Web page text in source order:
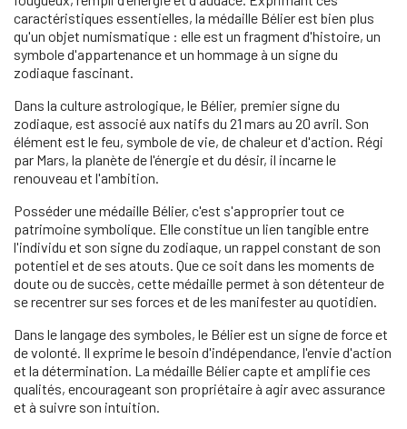
caractéristiques essentielles, la médaille Bélier est bien plus
qu'un objet numismatique : elle est un fragment d'histoire, un
symbole d'appartenance et un hommage à un signe du
zodiaque fascinant.
Dans la culture astrologique, le Bélier, premier signe du
zodiaque, est associé aux natifs du 21 mars au 20 avril. Son
élément est le feu, symbole de vie, de chaleur et d'action. Régi
par Mars, la planète de l'énergie et du désir, il incarne le
renouveau et l'ambition.
Posséder une médaille Bélier, c'est s'approprier tout ce
patrimoine symbolique. Elle constitue un lien tangible entre
l'individu et son signe du zodiaque, un rappel constant de son
potentiel et de ses atouts. Que ce soit dans les moments de
doute ou de succès, cette médaille permet à son détenteur de
se recentrer sur ses forces et de les manifester au quotidien.
Dans le langage des symboles, le Bélier est un signe de force et
de volonté. Il exprime le besoin d'indépendance, l'envie d'action
et la détermination. La médaille Bélier capte et amplifie ces
qualités, encourageant son propriétaire à agir avec assurance
et à suivre son intuition.